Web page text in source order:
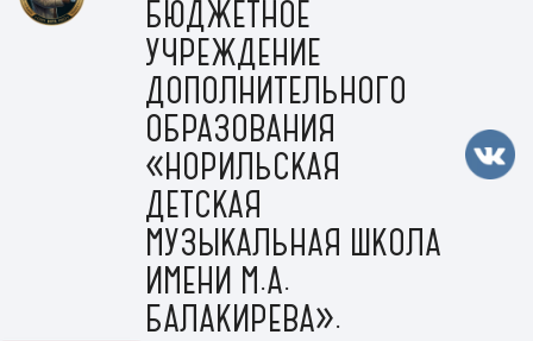
БЮДЖЕТНОЕ
УЧРЕЖДЕНИЕ
ДОПОЛНИТЕЛЬНОГО
ОБРАЗОВАНИЯ
«НОРИЛЬСКАЯ
ДЕТСКАЯ
МУЗЫКАЛЬНАЯ ШКОЛА
ИМЕНИ М.А.
БАЛАКИРЕВА».